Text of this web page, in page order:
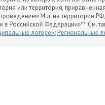
или территория,
М.л. на территории
в Российской Федерации»**. См.
лотереи;Региональные